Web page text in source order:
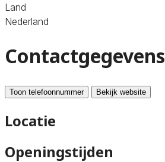
Land
Nederland
Contactgegevens
Toon telefoonnummer Bekijk website
Locatie
Openingstijden